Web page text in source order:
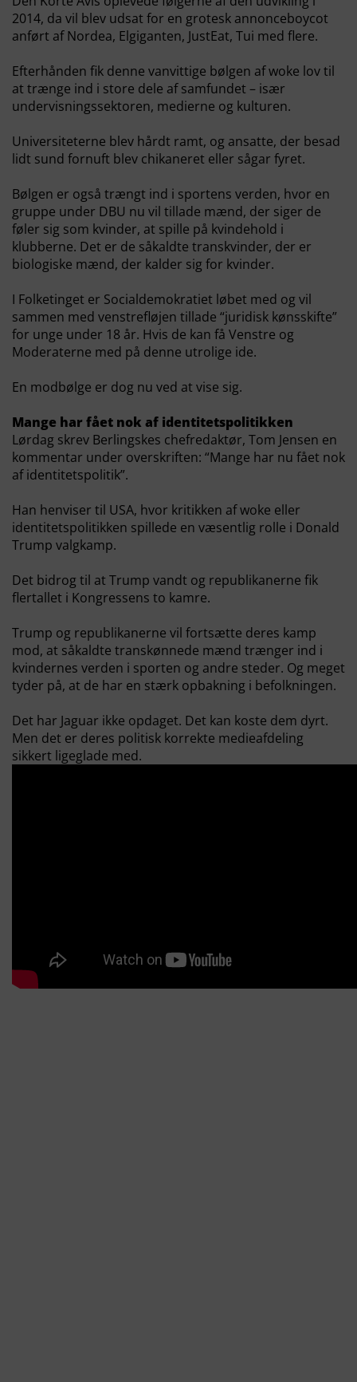
2014, da vil blev udsat for en grotesk annonceboycot
anført af Nordea, Elgiganten, JustEat, Tui med flere.
Efterhånden fik denne vanvittige bølgen af woke lov til
at trænge ind i store dele af samfundet – især
undervisningssektoren, medierne og kulturen.
Universiteterne blev hårdt ramt, og ansatte, der besad
lidt sund fornuft blev chikaneret eller sågar fyret.
Bølgen er også trængt ind i sportens verden, hvor en
gruppe under DBU nu vil tillade mænd, der siger de
føler sig som kvinder, at spille på kvindehold i
klubberne. Det er de såkaldte transkvinder, der er
biologiske mænd, der kalder sig for kvinder.
I Folketinget er Socialdemokratiet løbet med og vil
sammen med venstrefløjen tillade “juridisk kønsskifte”
for unge under 18 år. Hvis de kan få Venstre og
Moderaterne med på denne utrolige ide.
En modbølge er dog nu ved at vise sig.
Mange har fået nok af identitetspolitikken
Lørdag skrev Berlingskes chefredaktør, Tom Jensen en
kommentar under overskriften: “Mange har nu fået nok
af identitetspolitik”.
Han henviser til USA, hvor kritikken af woke eller
identitetspolitikken spillede en væsentlig rolle i Donald
Trump valgkamp.
Det bidrog til at Trump vandt og republikanerne fik
flertallet i Kongressens to kamre.
Trump og republikanerne vil fortsætte deres kamp
mod, at såkaldte transkønnede mænd trænger ind i
kvindernes verden i sporten og andre steder. Og meget
tyder på, at de har en stærk opbakning i befolkningen.
Det har Jaguar ikke opdaget. Det kan koste dem dyrt.
Men det er deres politisk korrekte medieafdeling
sikkert ligeglade med.